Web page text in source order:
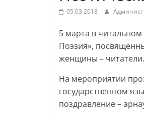
05.03.2018
5 марта в
Поэзия»,
женщины – читатели.
На мероприятии
государственном
поздравление –